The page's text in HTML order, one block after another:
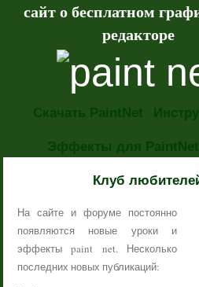
сайт о бесплатном
редакторе
Скачать PaintNet
Эффекты для PaintNet
Клуб
На сайте и форуме постоянно
появляются новые уроки и
эффекты paint net. Несколько
последних новых публикаций: